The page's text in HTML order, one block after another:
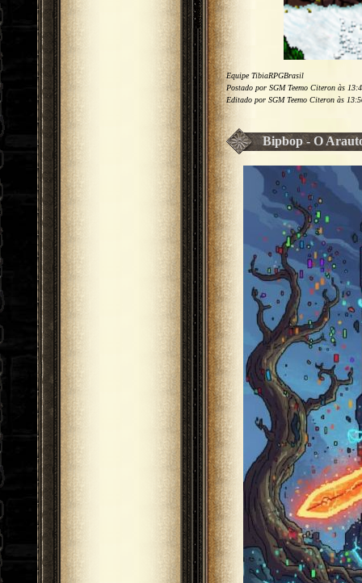
Equipe TibiaRPGBrasil
Postado por SGM Teemo Citeron às
Editado por SGM Teemo Citeron às
Bipbop - O